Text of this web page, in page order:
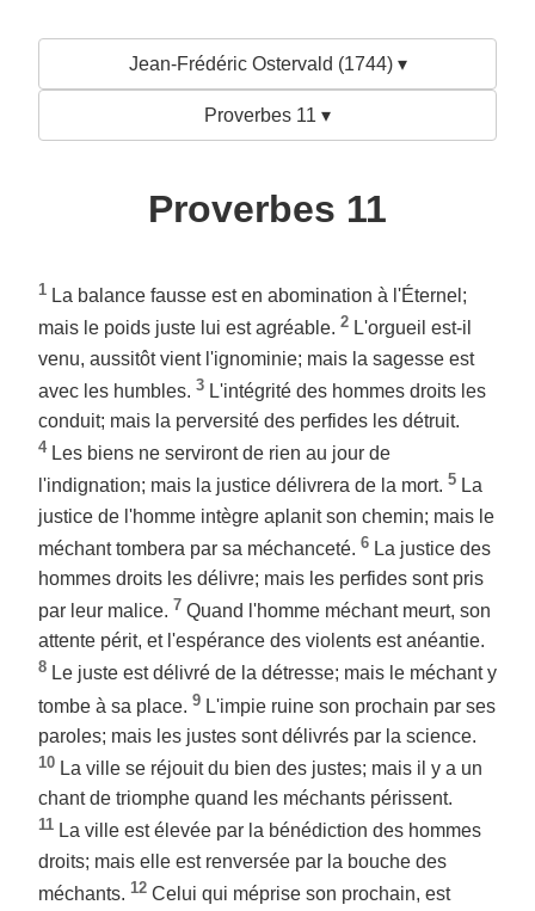
Jean-Frédéric Ostervald (1744) ▾
Proverbes 11 ▾
Proverbes 11
1 La balance fausse est en abomination à l'Éternel;
mais le poids juste lui est agréable. 2 L'orgueil est-il
venu, aussitôt vient l'ignominie; mais la sagesse est
avec les humbles. 3 L'intégrité des hommes droits les
conduit; mais la perversité des perfides les détruit.
4 Les biens ne serviront de rien au jour de
l'indignation; mais la justice délivrera de la mort. 5 La
justice de l'homme intègre aplanit son chemin; mais le
méchant tombera par sa méchanceté. 6 La justice des
hommes droits les délivre; mais les perfides sont pris
par leur malice. 7 Quand l'homme méchant meurt, son
attente périt, et l'espérance des violents est anéantie.
8 Le juste est délivré de la détresse; mais le méchant y
tombe à sa place. 9 L'impie ruine son prochain par ses
paroles; mais les justes sont délivrés par la science.
10 La ville se réjouit du bien des justes; mais il y a un
chant de triomphe quand les méchants périssent.
11 La ville est élevée par la bénédiction des hommes
droits; mais elle est renversée par la bouche des
méchants. 12 Celui qui méprise son prochain, est